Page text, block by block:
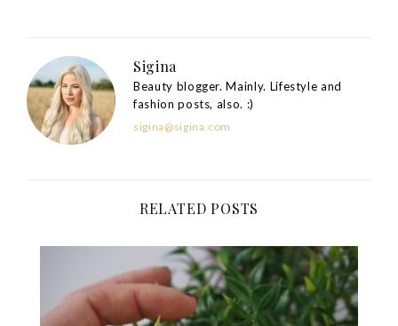
Sigina
Beauty blogger. Mainly. Lifestyle and
fashion posts, also. :)
sigina@sigina.com
RELATED POSTS